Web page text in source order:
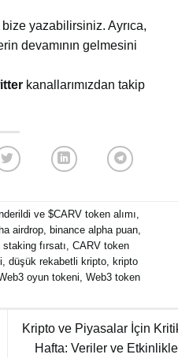
bize yazabilirsiniz. Ayrıca,
devamının gelmesini
kanallarımızdan takip
ve$CARV token alımı,
airdrop, binance alpha puan,
fırsatı,CARV token
,düşük rekabetli kripto, kripto
oyun tokeni,Web3 token
Kripto ve Piyasalar İçin
Hafta: Veriler ve